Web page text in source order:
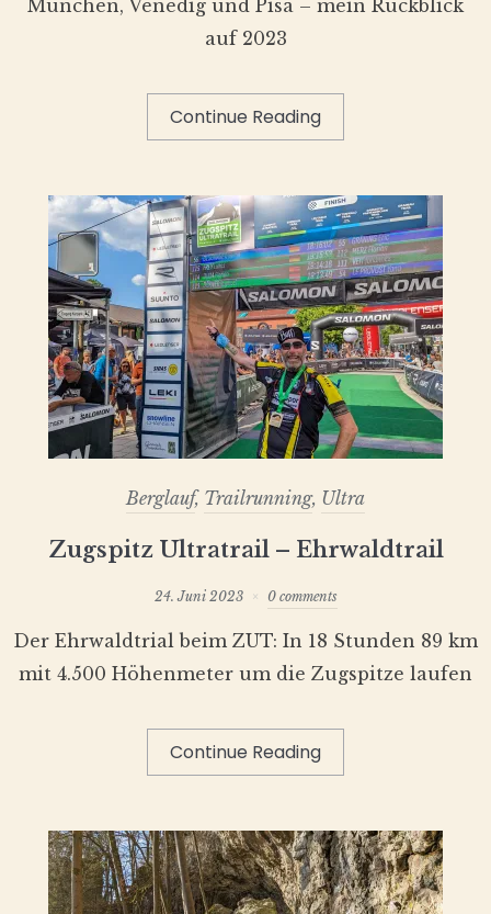
München, Venedig und Pisa – mein Rückblick
auf 2023
Continue Reading
Berglauf, Trailrunning, Ultra
Zugspitz Ultratrail – Ehrwaldtrail
24. Juni 2023 0 comments
Der Ehrwaldtrial beim ZUT: In 18 Stunden 89 km
mit 4.500 Höhenmeter um die Zugspitze laufen
Continue Reading